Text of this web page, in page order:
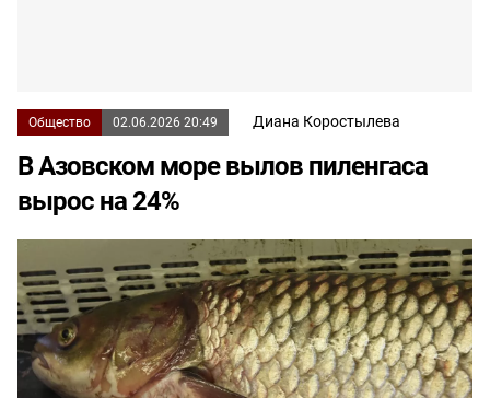
Общество 02.06.2026 20:49 Диана Коростылева
В Азовском море вылов пиленгаса
вырос на 24%